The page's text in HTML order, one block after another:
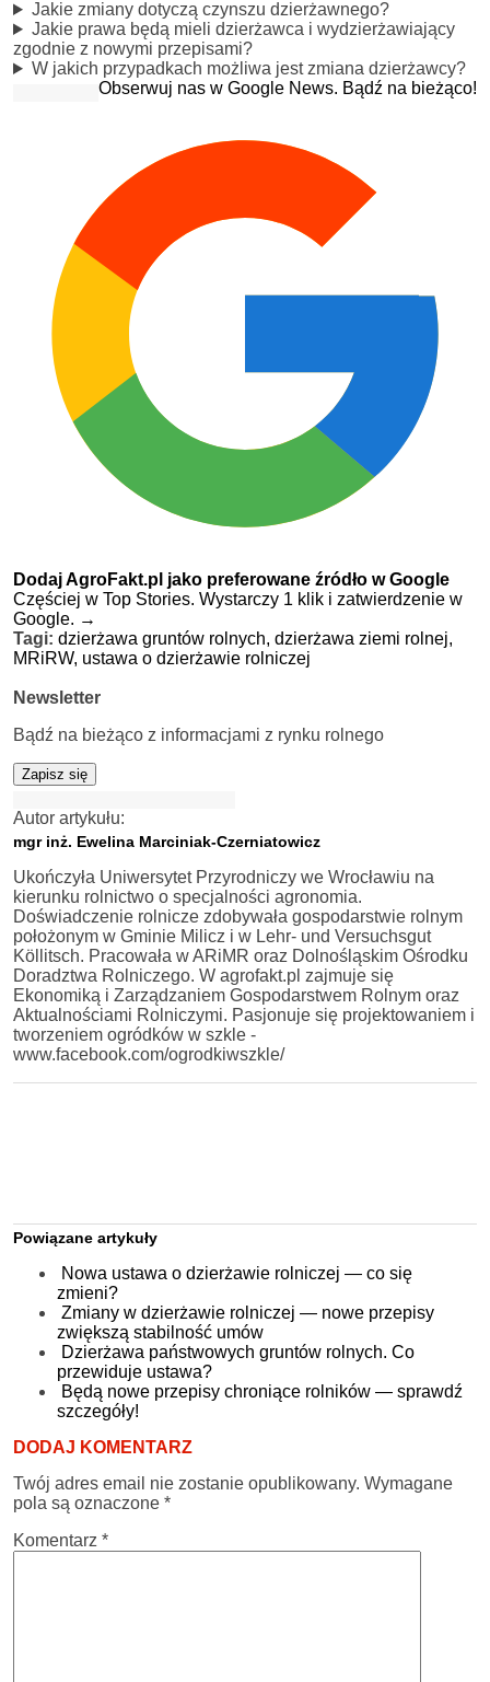
Jakie zmiany dotyczą czynszu dzierżawnego?
Jakie prawa będą mieli dzierżawca i wydzierżawiający
zgodnie z nowymi przepisami?
W jakich przypadkach możliwa jest zmiana dzierżawcy?
Obserwuj nas w Google News. Bądź na bieżąco!
Dodaj AgroFakt.pl jako preferowane źródło w Google
Częściej w Top Stories. Wystarczy 1 klik i zatwierdzenie w
Google. →
Tagi: dzierżawa gruntów rolnych, dzierżawa ziemi rolnej,
MRiRW, ustawa o dzierżawie rolniczej
Newsletter
Bądź na bieżąco z informacjami z rynku rolnego
Zapisz się
Autor artykułu:
mgr inż. Ewelina Marciniak-Czerniatowicz
Ukończyła Uniwersytet Przyrodniczy we Wrocławiu na
kierunku rolnictwo o specjalności agronomia.
Doświadczenie rolnicze zdobywała gospodarstwie rolnym
położonym w Gminie Milicz i w Lehr- und Versuchsgut
Köllitsch. Pracowała w ARiMR oraz Dolnośląskim Ośrodku
Doradztwa Rolniczego. W agrofakt.pl zajmuje się
Ekonomiką i Zarządzaniem Gospodarstwem Rolnym oraz
Aktualnościami Rolniczymi. Pasjonuje się projektowaniem i
tworzeniem ogródków w szkle -
www.facebook.com/ogrodkiwszkle/
Powiązane artykuły
Nowa ustawa o dzierżawie rolniczej — co się
zmieni?
Zmiany w dzierżawie rolniczej — nowe przepisy
zwiększą stabilność umów
Dzierżawa państwowych gruntów rolnych. Co
przewiduje ustawa?
Będą nowe przepisy chroniące rolników — sprawdź
szczegóły!
DODAJ KOMENTARZ
Twój adres email nie zostanie opublikowany. Wymagane
pola są oznaczone *
Komentarz *